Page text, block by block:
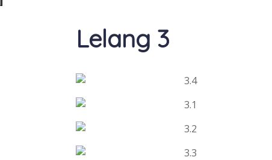
Lelang 3